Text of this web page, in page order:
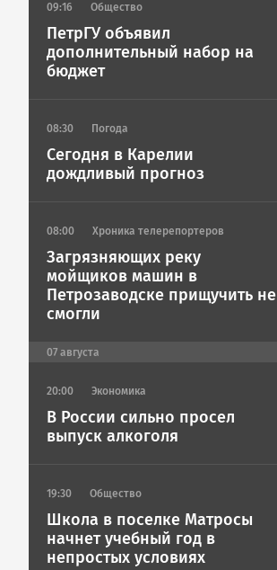
09:16 Общество
ПетрГУ объявил
дополнительный набор на
бюджет
08:30 Погода
Сегодня в Карелии
дождливый прогноз
08:00 Хроника телерепортеров
Загрязняющих реку
мойщиков машин в
Петрозаводске прищучить не
смогли
07 августа
20:00 Экономика
В России сильно просел
выпуск алкоголя
19:30 Общество
Школа в поселке Матросы
начнет учебный год в
непростых условиях